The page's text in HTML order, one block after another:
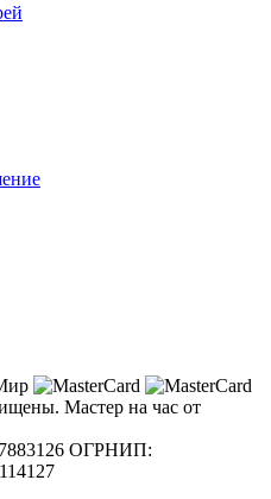
Мастер на час от
ОГРНИП: